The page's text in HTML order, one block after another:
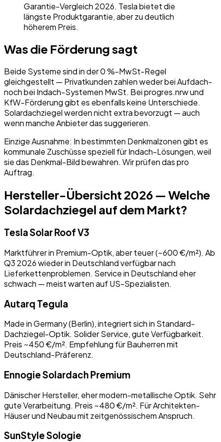
Garantie-Vergleich 2026. Tesla bietet die
längste Produktgarantie, aber zu deutlich
höherem Preis.
Was die Förderung sagt
Beide Systeme sind in der 0 %-MwSt-Regel
gleichgestellt — Privatkunden zahlen weder bei Aufdach-
noch bei Indach-Systemen MwSt. Bei progres.nrw und
KfW-Förderung gibt es ebenfalls keine Unterschiede.
Solardachziegel werden nicht extra bevorzugt — auch
wenn manche Anbieter das suggerieren.
Einzige Ausnahme: In bestimmten Denkmalzonen gibt es
kommunale Zuschüsse speziell für Indach-Lösungen, weil
sie das Denkmal-Bild bewahren. Wir prüfen das pro
Auftrag.
Hersteller-Übersicht 2026 — Welche
Solardachziegel auf dem Markt?
Tesla Solar Roof V3
Marktführer in Premium-Optik, aber teuer (~600 €/m²). Ab
Q3 2026 wieder in Deutschland verfügbar nach
Lieferkettenproblemen. Service in Deutschland eher
schwach — meist warten auf US-Spezialisten.
Autarq Tegula
Made in Germany (Berlin), integriert sich in Standard-
Dachziegel-Optik. Solider Service, gute Verfügbarkeit.
Preis ~450 €/m². Empfehlung für Bauherren mit
Deutschland-Präferenz.
Ennogie Solardach Premium
Dänischer Hersteller, eher modern-metallische Optik. Sehr
gute Verarbeitung. Preis ~480 €/m². Für Architekten-
Häuser und Neubau mit zeitgenössischem Anspruch.
SunStyle Sologie